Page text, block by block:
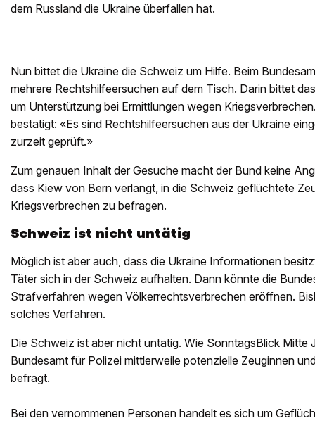
dem Russland die Ukraine überfallen hat.
Nun bittet die Ukraine die Schweiz um Hilfe. Beim
mehrere Rechtshilfeersuchen auf dem Tisch. Darin bittet
um Unterstützung bei Ermittlungen wegen
bestätigt: «Es sind Rechtshilfeersuchen aus der Ukraine
zurzeit geprüft.»
Zum genauen Inhalt der Gesuche macht der Bund keine
dass Kiew von Bern verlangt, in die Schweiz geflüchtete
Kriegsverbrechen zu befragen.
Schweiz ist nicht untätig
Möglich ist aber auch, dass die Ukraine Informationen
Täter sich in der Schweiz aufhalten. Dann könnte die
Strafverfahren wegen Völkerrechtsverbrechen eröffnen.
solches Verfahren.
Die Schweiz ist aber nicht untätig. Wie SonntagsBlick Mitte
Bundesamt für Polizei mittlerweile potenzielle Zeuginnen
befragt.
Bei den vernommenen Personen handelt es sich um